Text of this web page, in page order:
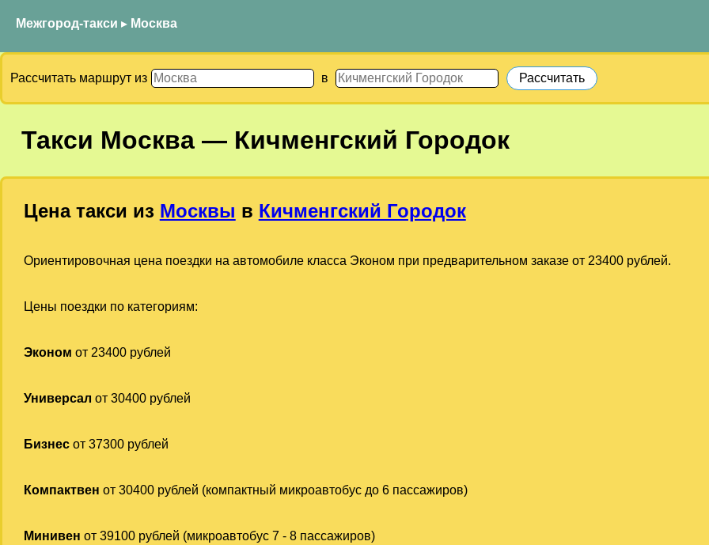
Межгород-такси ▸ Москва
Рассчитать маршрут из в
Такси Москва— Кичменгский Городок
Цена такси из Москвы в Кичменгский Городок
Ориентировочная цена поездки на автомобиле класса Эконом при предварительном заказе от 23400 рублей.
Цены поездки по категориям:
Эконом от 23400 рублей
Универсал от 30400 рублей
Бизнесот 37300 рублей
Компактвен от 30400 рублей (компактный микроавтобус до 6 пассажиров)
Минивен от 39100 рублей (микроавтобус 7 - 8 пассажиров)